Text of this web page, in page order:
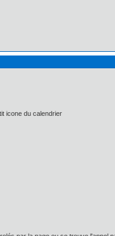
icone du calendrier